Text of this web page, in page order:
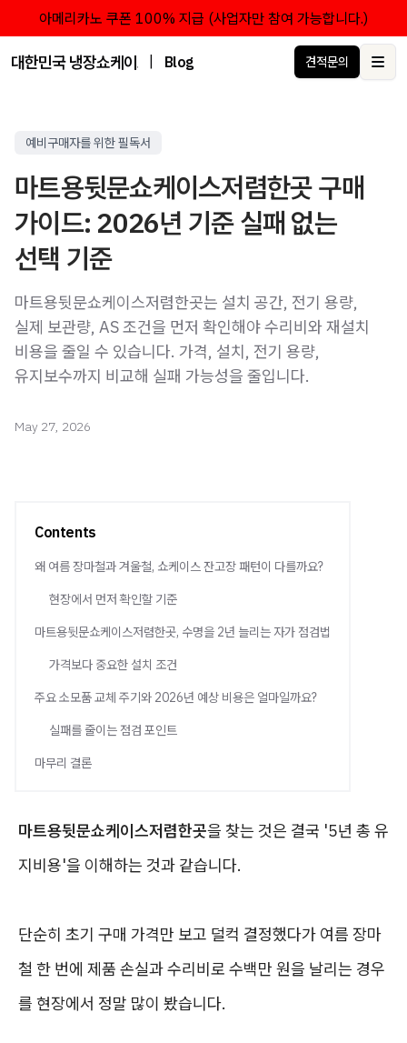
아메리카노 쿠폰 100% 지급 (사업자만 참여 가능합니다.)
대한민국 냉장쇼케이스 점유율 1위 브랜드 한성쇼케이스
Blog 견적문의
예비구매자를 위한 필독서
마트용뒷문쇼케이스저렴한곳 구매
가이드: 2026년 기준 실패 없는
선택 기준
마트용뒷문쇼케이스저렴한곳는 설치 공간, 전기 용량,
실제 보관량, AS 조건을 먼저 확인해야 수리비와 재설치
비용을 줄일 수 있습니다. 가격, 설치, 전기 용량,
유지보수까지 비교해 실패 가능성을 줄입니다.
May 27, 2026
Contents
왜 여름 장마철과 겨울철, 쇼케이스 잔고장 패턴이 다를까요?
현장에서 먼저 확인할 기준
마트용뒷문쇼케이스저렴한곳, 수명을 2년 늘리는 자가 점검법
가격보다 중요한 설치 조건
주요 소모품 교체 주기와 2026년 예상 비용은 얼마일까요?
실패를 줄이는 점검 포인트
마무리 결론
마트용뒷문쇼케이스저렴한곳을 찾는 것은 결국 '5년 총 유
지비용'을 이해하는 것과 같습니다.
단순히 초기 구매 가격만 보고 덜컥 결정했다가 여름 장마
철 한 번에 제품 손실과 수리비로 수백만 원을 날리는 경우
를 현장에서 정말 많이 봤습니다.